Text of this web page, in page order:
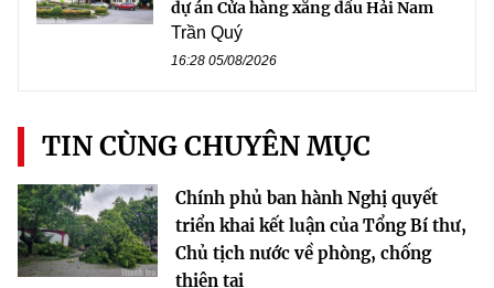
dự án Cửa hàng xăng dầu Hải Nam
Trần Quý
16:28 05/08/2026
TIN CÙNG CHUYÊN MỤC
Chính phủ ban hành Nghị quyết
triển khai kết luận của Tổng Bí thư,
Chủ tịch nước về phòng, chống
thiên tai